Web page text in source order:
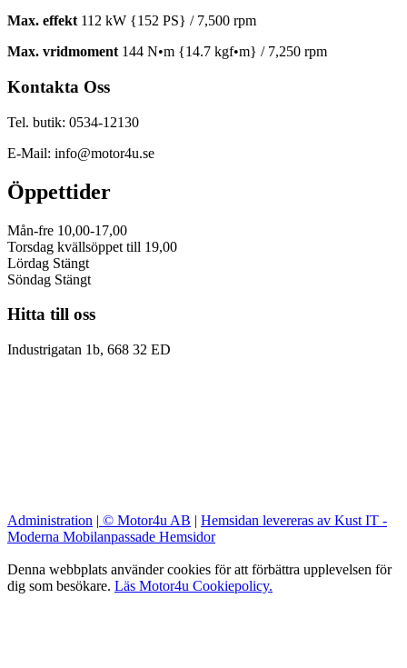
Max. effekt 112 kW {152 PS} / 7,500 rpm
Max. vridmoment 144 N•m {14.7 kgf•m} / 7,250 rpm
Kontakta Oss
Tel. butik: 0534-12130
E-Mail: info@motor4u.se
Öppettider
Mån-fre 10,00-17,00
Torsdag kvällsöppet till 19,00
Lördag Stängt
Söndag Stängt
Hitta till oss
Industrigatan 1b, 668 32 ED
Administration | © Motor4u AB | Hemsidan levereras av Kust IT -
Moderna Mobilanpassade Hemsidor
Denna webbplats använder cookies för att förbättra upplevelsen för
dig som besökare. Läs Motor4u Cookiepolicy.